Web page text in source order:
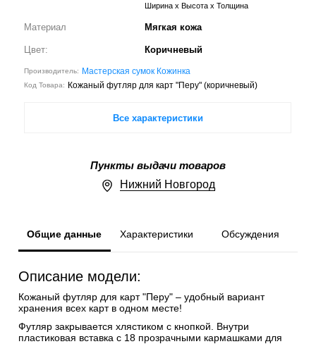
Ширина x Высота x Толщина
Материал Мягкая кожа
Цвет: Коричневый
Производитель: Мастерская сумок Кожинка
Код Товара: Кожаный футляр для карт "Перу" (коричневый)
Все характеристики
Пункты выдачи товаров
Нижний Новгород
Общие данные Характеристики Обсуждения
Описание модели:
Кожаный футляр для карт "Перу" – удобный вариант
хранения всех карт в одном месте!
Футляр закрывается хлястиком с кнопкой. Внутри
пластиковая вставка с 18 прозрачными кармашками для